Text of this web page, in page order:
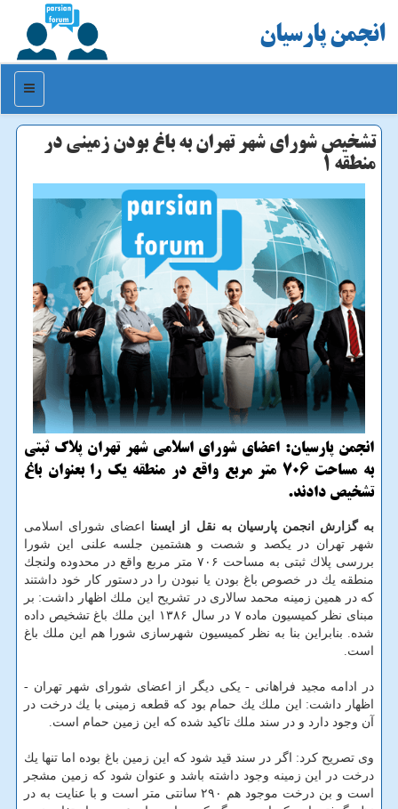
انجمن پارسیان
منو
تشخیص شورای شهر تهران به باغ بودن زمینی در
منطقه ۱
انجمن پارسیان: اعضای شورای اسلامی شهر تهران پلاك ثبتی
به مساحت ۷۰۶ متر مربع واقع در منطقه یك را بعنوان باغ
تشخیص دادند.
به گزارش انجمن پارسیان به نقل از ایسنا اعضای شورای اسلامی
شهر تهران در یكصد و شصت و هشتمین جلسه علنی این شورا
بررسی پلاك ثبتی به مساحت ۷۰۶ متر مربع واقع در محدوده ولنجك
منطقه یك در خصوص باغ بودن یا نبودن را در دستور كار خود داشتند
كه در همین زمینه محمد سالاری در تشریح این ملك اظهار داشت: بر
مبنای نظر كمیسیون ماده ۷ در سال ۱۳۸۶ این ملك باغ تشخیص داده
شده. بنابراین بنا به نظر كمیسیون شهرسازی شورا هم این ملك باغ
است.
در ادامه مجید فراهانی - یكی دیگر از اعضای شورای شهر تهران -
اظهار داشت: این ملك یك حمام بود كه قطعه زمینی با یك درخت در
آن وجود دارد و در سند ملك تاكید شده كه این زمین حمام است.
وی تصریح كرد: اگر در سند قید شود كه این زمین باغ بوده اما تنها یك
درخت در این زمینه وجود داشته باشد و عنوان شود كه زمین مشجر
است و بن درخت موجود هم ۲۹۰ سانتی متر است و با عنایت به در